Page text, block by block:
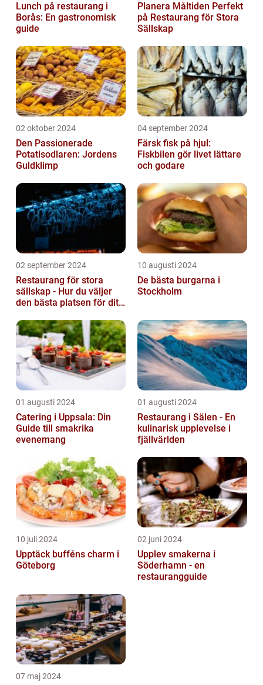
Lunch på restaurang i
Borås: En gastronomisk
guide
Planera Måltiden Perfekt
på Restaurang för Stora
Sällskap
02 oktober 2024
Den Passionerade
Potatisodlaren: Jordens
Guldklimp
04 september 2024
Färsk fisk på hjul:
Fiskbilen gör livet lättare
och godare
02 september 2024
Restaurang för stora
sällskap - Hur du väljer
den bästa platsen för ditt
10 augusti 2024
De bästa burgarna i
Stockholm
01 augusti 2024
Catering i Uppsala: Din
Guide till smakrika
evenemang
01 augusti 2024
Restaurang i Sälen - En
kulinarisk upplevelse i
fjällvärlden
10 juli 2024
Upptäck bufféns charm i
Göteborg
02 juni 2024
Upplev smakerna i
Söderhamn - en
restaurangguide
07 maj 2024